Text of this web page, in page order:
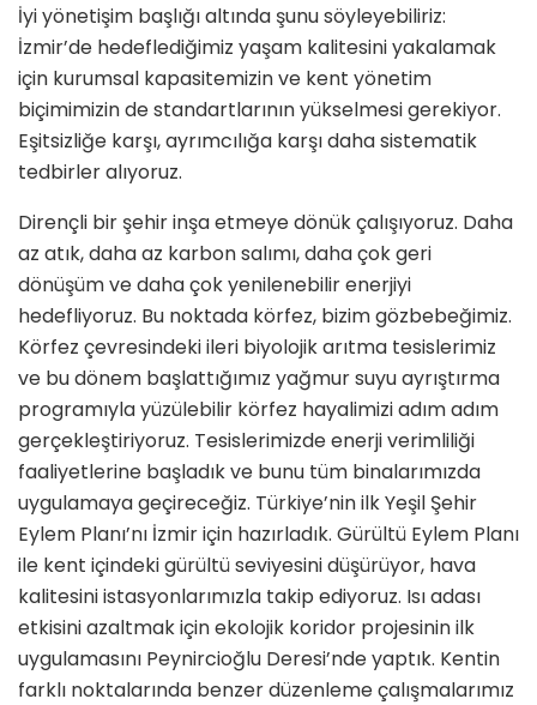
İyi yönetişim başlığı altında şunu söyleyebiliriz:
İzmir’de hedeflediğimiz yaşam kalitesini yakalamak
için kurumsal kapasitemizin ve kent yönetim
biçimimizin de standartlarının yükselmesi gerekiyor.
Eşitsizliğe karşı, ayrımcılığa karşı daha sistematik
tedbirler alıyoruz.
Dirençli bir şehir inşa etmeye dönük çalışıyoruz. Daha
az atık, daha az karbon salımı, daha çok geri
dönüşüm ve daha çok yenilenebilir enerjiyi
hedefliyoruz. Bu noktada körfez, bizim gözbebeğimiz.
Körfez çevresindeki ileri biyolojik arıtma tesislerimiz
ve bu dönem başlattığımız yağmur suyu ayrıştırma
programıyla yüzülebilir körfez hayalimizi adım adım
gerçekleştiriyoruz. Tesislerimizde enerji verimliliği
faaliyetlerine başladık ve bunu tüm binalarımızda
uygulamaya geçireceğiz. Türkiye’nin ilk Yeşil Şehir
Eylem Planı’nı İzmir için hazırladık. Gürültü Eylem Planı
ile kent içindeki gürültü seviyesini düşürüyor, hava
kalitesini istasyonlarımızla takip ediyoruz. Isı adası
etkisini azaltmak için ekolojik koridor projesinin ilk
uygulamasını Peynircioğlu Deresi’nde yaptık. Kentin
farklı noktalarında benzer düzenleme çalışmalarımız